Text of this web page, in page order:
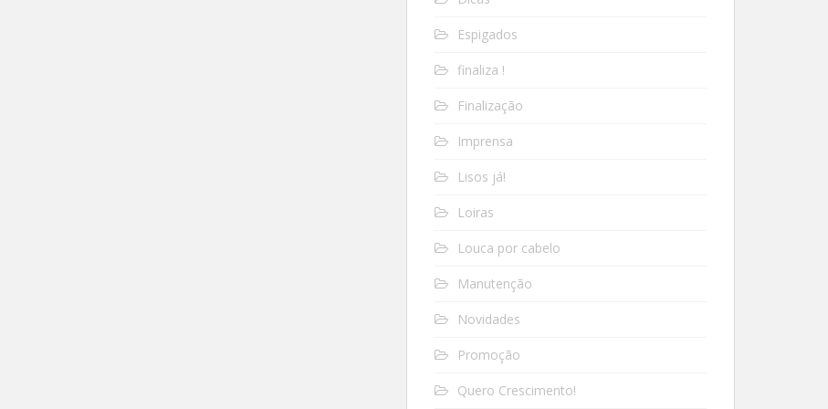
Espigados
finaliza !
Finalização
Imprensa
Lisos já!
Loiras
Louca por cabelo
Manutenção
Novidades
Promoção
Quero Crescimento!